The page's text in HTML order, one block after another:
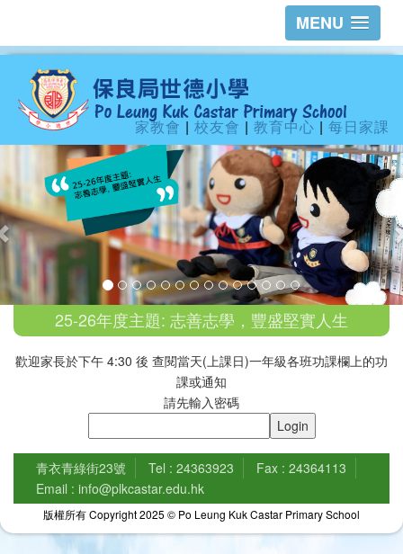
MENU
家教會 | 校友會 | 教育中心 | 每日家課
25-26年度主題: 志善志學，豐盛堅實人生
歡迎家長於下午 4:30 後 查閱當天(上課日)一年級各班功課欄上的功
課或通知
請先輸入密碼
青衣青綠街23號 Tel : 24363923
Fax : 24364113
Email : info@plkcastar.edu.hk
版權所有 Copyright 2025 © Po Leung Kuk Castar Primary School